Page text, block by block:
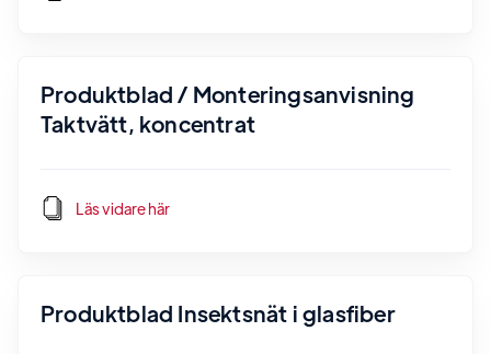
Produktblad / Monteringsanvisning
Taktvätt, koncentrat
Läs vidare här
Produktblad Insektsnät i glasfiber